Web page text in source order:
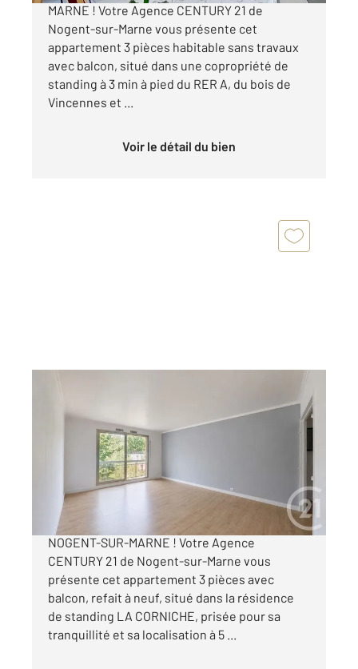
MARNE ! Votre Agence CENTURY 21 de
Nogent-sur-Marne vous présente cet
appartement 3 pièces habitable sans travaux
avec balcon, situé dans une copropriété de
standing à 3 min à pied du RER A, du bois de
Vincennes et ...
Voir le détail du bien
Ref : 1244
Appartement F3 à vendre
460 000 €
APPARTEMENT A VENDRE EN EXCLUSIVITE -
NOGENT-SUR-MARNE ! Votre Agence
CENTURY 21 de Nogent-sur-Marne vous
présente cet appartement 3 pièces avec
balcon, refait à neuf, situé dans la résidence
de standing LA CORNICHE, prisée pour sa
tranquillité et sa localisation à 5 ...